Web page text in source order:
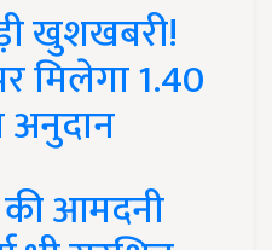
खुशखबरी!
मिलेगा 1.40
आमदनी